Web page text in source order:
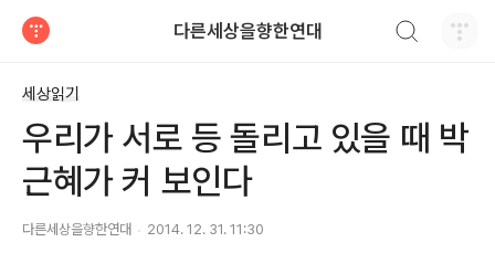
다른세상을향한연대
세상읽기
우리가 서로 등 돌리고 있을 때 박
근혜가 커 보인다
다른세상을향한연대 2014. 12. 31. 11:30